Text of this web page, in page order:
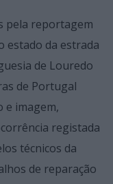
pela reportagem
estado da estrada
de Louredo
de Portugal
e imagem,
registada
técnicos da
de reparação